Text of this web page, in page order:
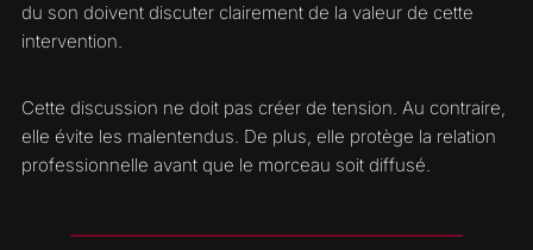
du son doivent discuter clairement de la valeur de cette
intervention.
Cette discussion ne doit pas créer de tension. Au contraire,
elle évite les malentendus. De plus, elle protège la relation
professionnelle avant que le morceau soit diffusé.